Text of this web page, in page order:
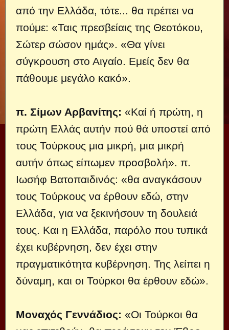
από την Ελλάδα, τότε... θα πρέπει να
πούμε: «Ταις πρεσβείαις της Θεοτόκου,
Σώτερ σώσον ημάς». «Θα γίνει
σύγκρουση στο Αιγαίο. Εμείς δεν θα
πάθουμε μεγάλο κακό».
π. Σίμων Αρβανίτης: «Καί ή πρώτη, η
πρώτη Ελλάς αυτήν πού θά υποστεί από
τους Τούρκους μια μικρή, μια μικρή
αυτήν όπως είπωμεν προσβολή». π.
Ιωσήφ Βατοπαιδινός: «θα αναγκάσουν
τους Τούρκους να έρθουν εδώ, στην
Ελλάδα, για να ξεκινήσουν τη δουλειά
τους. Και η Ελλάδα, παρόλο που τυπικά
έχει κυβέρνηση, δεν έχει στην
πραγματικότητα κυβέρνηση. Της λείπει η
δύναμη, και οι Τούρκοι θα έρθουν εδώ».
Μοναχός Γεννάδιος: «Οι Τούρκοι θα